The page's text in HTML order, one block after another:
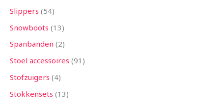
Slippers 54
Snowboots 13
Spanbanden 2
Stoel accessoires 91
Stofzuigers 4
Stokkensets 13